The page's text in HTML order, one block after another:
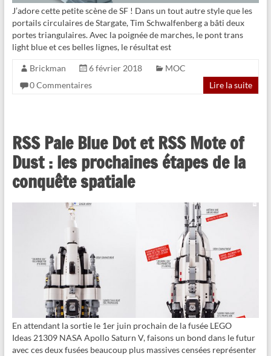
J’adore cette petite scène de SF ! Dans un tout autre style que les
portails circulaires de Stargate, Tim Schwalfenberg a bâti deux
portes triangulaires. Avec la poignée de marches, le pont trans
light blue et ces belles lignes, le résultat est
Brickman 6 février 2018
MOC
0 Commentaires
Lire la suite
RSS Pale Blue Dot et RSS Mote of
Dust : les prochaines étapes de la
conquête spatiale
En attendant la sortie le 1er juin prochain de la fusée LEGO
Ideas 21309 NASA Apollo Saturn V, faisons un bond dans le futur
avec ces deux fusées beaucoup plus massives censées représenter